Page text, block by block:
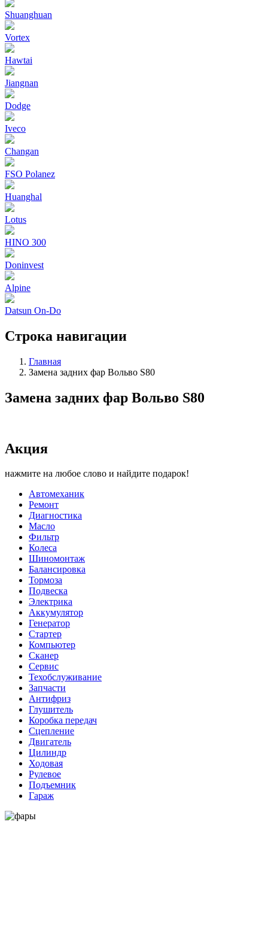
Shuanghuan
Vortex
Hawtai
Jiangnan
Dodge
Iveco
Changan
FSO Polanez
Huanghal
Lotus
HINO 300
Doninvest
Alpine
Datsun On-Do
Строка навигации
Главная
Замена задних фар Вольво S80
Замена задних фар Вольво S80
Акция
нажмите на любое слово и найдите подарок!
Автомеханик
Ремонт
Диагностика
Масло
Фильтр
Колеса
Шиномонтаж
Балансировка
Тормоза
Подвеска
Электрика
Аккумулятор
Генератор
Стартер
Компьютер
Сканер
Сервис
Техобслуживание
Запчасти
Антифриз
Глушитель
Коробка передач
Сцепление
Двигатель
Цилиндр
Ходовая
Рулевое
Подъемник
Гараж